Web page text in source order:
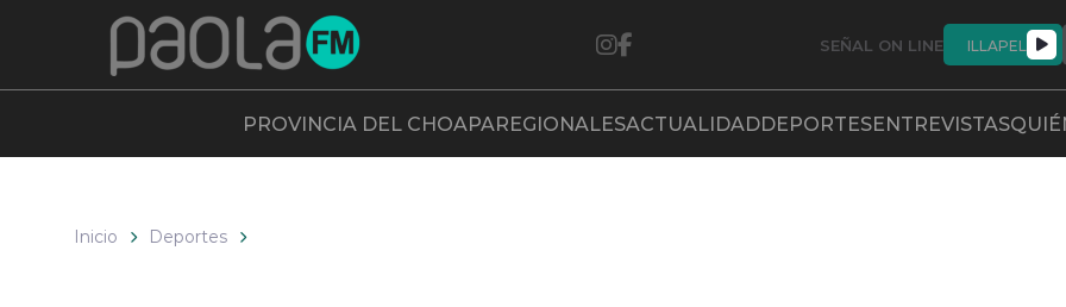
SEÑAL ON LINE ILLAPEL
PROVINCIA DEL CHOAPAREGIONALESACTUALIDADDEPORTESENTREVISTAS
Inicio Deportes